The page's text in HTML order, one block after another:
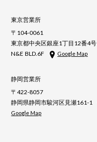
東京営業所
〒104-0061
東京都中央区銀座1丁目12番4号
N&E BLD.6F
Google Map
静岡営業所
〒422-8057
静岡県静岡市駿河区見瀬161-1
Google Map